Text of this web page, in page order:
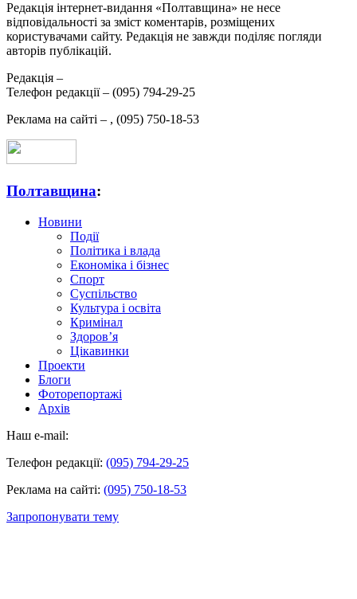
Редакція інтернет-видання «Полтавщина» не несе
відповідальності за зміст коментарів, розміщених
користувачами сайту. Редакція не завжди поділяє погляди
авторів публікацій.
Редакція –
Телефон редакції – (095) 794-29-25
Реклама на сайті – , (095) 750-18-53
Полтавщина:
Новини
Події
Політика і влада
Економіка і бізнес
Спорт
Суспільство
Культура і освіта
Кримінал
Здоров’я
Цікавинки
Проекти
Блоги
Фоторепортажі
Архів
Наш e-mail:
Телефон редакції: (095) 794-29-25
Реклама на сайті: (095) 750-18-53
Запропонувати тему